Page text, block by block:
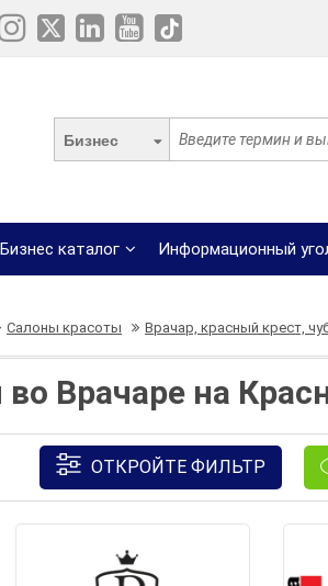
Бизнес
Бизнес каталог Информационный
Салоны красоты Врачар, красный крест,
Врачаре на
ОТКРОЙТЕ ФИЛЬТР